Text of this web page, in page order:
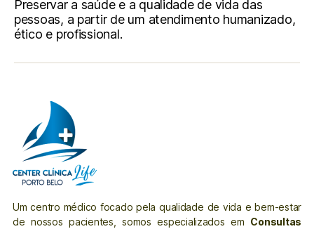
Preservar a saúde e a qualidade de vida das
pessoas, a partir de um atendimento humanizado,
ético e profissional.
Um centro médico focado pela qualidade de vida e bem-estar
de nossos pacientes, somos especializados em Consultas